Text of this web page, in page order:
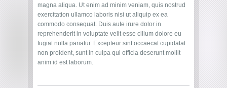
magna aliqua. Ut enim ad minim veniam, quis nostrud
exercitation ullamco laboris nisi ut aliquip ex ea
commodo consequat. Duis aute irure dolor in
reprehenderit in voluptate velit esse cillum dolore eu
fugiat nulla pariatur. Excepteur sint occaecat cupidatat
non proident, sunt in culpa qui officia deserunt mollit
anim id est laborum.